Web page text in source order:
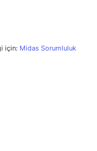
için: Midas Sorumluluk